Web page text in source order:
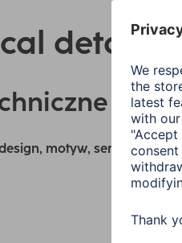
details
motyw, seria)